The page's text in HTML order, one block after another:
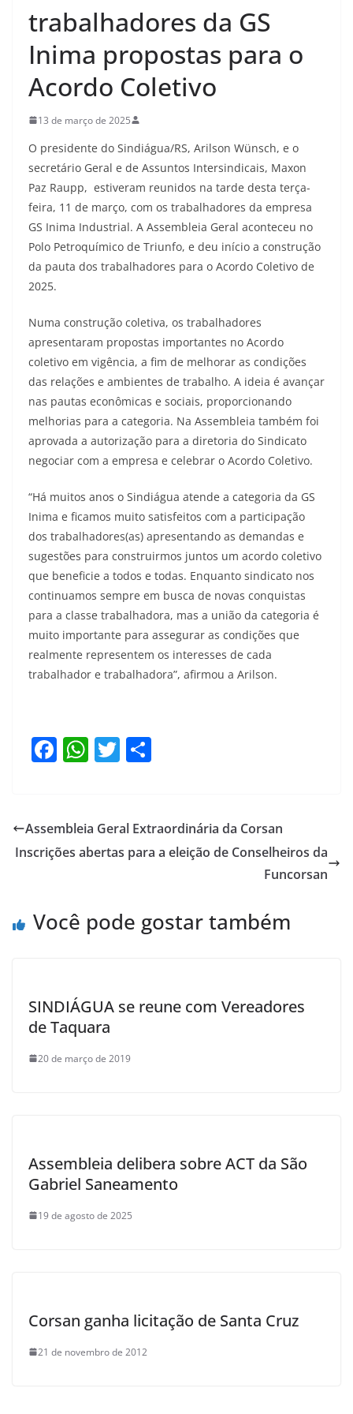
trabalhadores da GS
Inima propostas para o
Acordo Coletivo
13 de março de 2025
O presidente do Sindiágua/RS, Arilson Wünsch, e o
secretário Geral e de Assuntos Intersindicais, Maxon
Paz Raupp, estiveram reunidos na tarde desta terça-
feira, 11 de março, com os trabalhadores da empresa
GS Inima Industrial. A Assembleia Geral aconteceu no
Polo Petroquímico de Triunfo, e deu início a construção
da pauta dos trabalhadores para o Acordo Coletivo de
2025.
Numa construção coletiva, os trabalhadores
apresentaram propostas importantes no Acordo
coletivo em vigência, a fim de melhorar as condições
das relações e ambientes de trabalho. A ideia é avançar
nas pautas econômicas e sociais, proporcionando
melhorias para a categoria. Na Assembleia também foi
aprovada a autorização para a diretoria do Sindicato
negociar com a empresa e celebrar o Acordo Coletivo.
“Há muitos anos o Sindiágua atende a categoria da GS
Inima e ficamos muito satisfeitos com a participação
dos trabalhadores(as) apresentando as demandas e
sugestões para construirmos juntos um acordo coletivo
que beneficie a todos e todas. Enquanto sindicato nos
continuamos sempre em busca de novas conquistas
para a classe trabalhadora, mas a união da categoria é
muito importante para assegurar as condições que
realmente representem os interesses de cada
trabalhador e trabalhadora”, afirmou a Arilson.
F
e
b
k
W
s
A
T
er e
Assembleia Geral Extraordinária da Corsan
Inscrições abertas para a eleição de Conselheiros da
Funcorsan
Você pode gostar também
SINDIÁGUA se reune com Vereadores
de Taquara
20 de março de 2019
Assembleia delibera sobre ACT da São
Gabriel Saneamento
19 de agosto de 2025
Corsan ganha licitação de Santa Cruz
21 de novembro de 2012